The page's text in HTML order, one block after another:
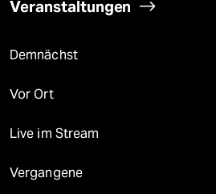
Veranstaltungen
Demnächst
Vor Ort
Live im Stream
Vergangene